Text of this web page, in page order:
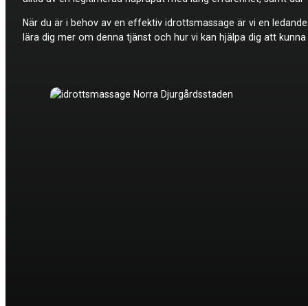
När du är i behov av en effektiv idrottsmassage är vi en
lära dig mer om denna tjänst och hur vi kan hjälpa dig att